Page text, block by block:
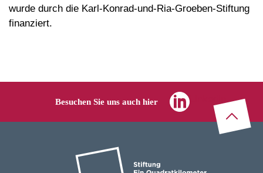
wurde durch die Karl-Konrad-und-Ria-Groeben-Stiftung
finanziert.
Besuchen Sie uns auch hier
Zu
m